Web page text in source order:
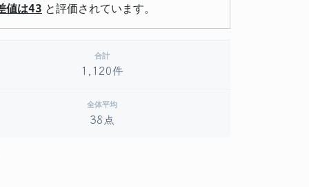
値は43 と評価されています。
合計
1,120件
全体平均
38点